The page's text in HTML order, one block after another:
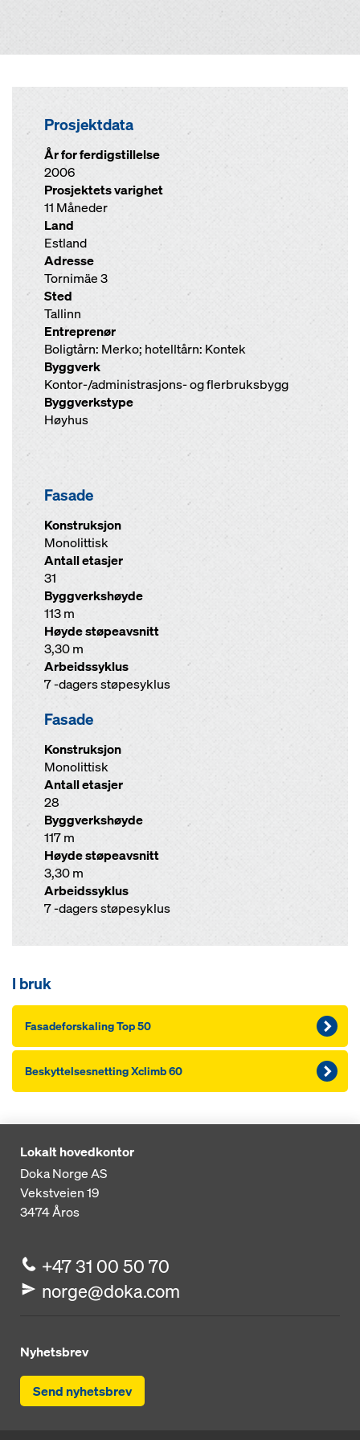
Prosjektdata
År for ferdigstillelse
2006
Prosjektets varighet
11 Måneder
Land
Estland
Adresse
Tornimäe 3
Sted
Tallinn
Entreprenør
Boligtårn: Merko; hotelltårn: Kontek
Byggverk
Kontor-/administrasjons- og flerbruksbygg
Byggverkstype
Høyhus
Fasade
Konstruksjon
Monolittisk
Antall etasjer
31
Byggverkshøyde
113 m
Høyde støpeavsnitt
3,30 m
Arbeidssyklus
7 -dagers støpesyklus
Fasade
Konstruksjon
Monolittisk
Antall etasjer
28
Byggverkshøyde
117 m
Høyde støpeavsnitt
3,30 m
Arbeidssyklus
7 -dagers støpesyklus
I bruk
Fasadeforskaling Top 50
Beskyttelsesnetting Xclimb 60
Lokalt hovedkontor
Doka Norge AS
Vekstveien 19
3474Åros
+47 31 00 50 70
norge@doka.com
Nyhetsbrev
Send nyhetsbrev